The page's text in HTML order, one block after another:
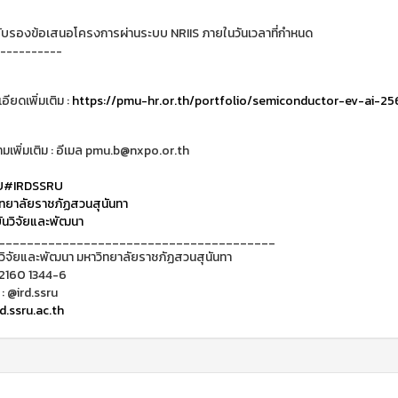
องข้อเสนอโครงการผ่านระบบ NRIIS ภายในวันเวลาที่กำหนด
ยดเพิ่มเติม :https://pmu-hr.or.th/portfolio/semiconductor-ev-ai-
พิ่มเติม : อีเมล pmu.b@nxpo.or.th
#IRDSSRU
ยาลัยราชภัฏสวนสุนันทา
วิจัยและพัฒนา
จัยและพัฒนา มหาวิทยาลัยราชภัฏสวนสุนันทา
1344-6
@ird.ssru